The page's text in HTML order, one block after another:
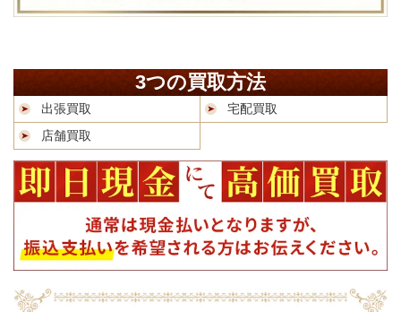
3つの買取方法
出張買取
宅配買取
店舗買取